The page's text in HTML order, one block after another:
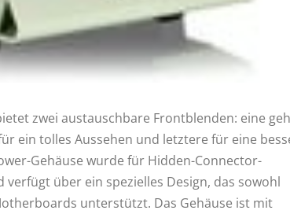
zwei austauschbare Frontblenden: eine
ein tolles Aussehen und letztere für eine
Gehäuse wurde für Hidden-Connector-
über ein spezielles Design, das sowohl
unterstützt. Das Gehäuse ist mit